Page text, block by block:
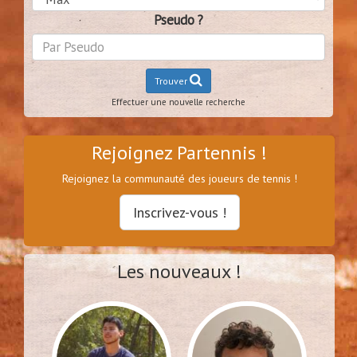
Pseudo ?
Trouver
Effectuer une nouvelle recherche
Rejoignez Partennis !
Rejoignez la communauté des joueurs de tennis !
Inscrivez-vous !
Les nouveaux !